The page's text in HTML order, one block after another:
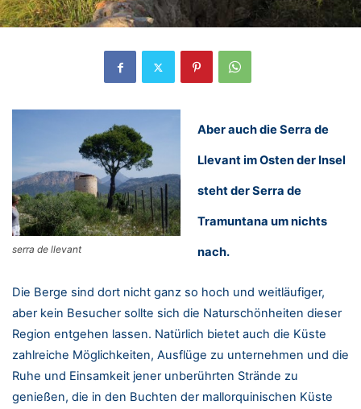
serra de llevant
Aber auch die Serra de
Llevant im Osten der Insel
steht der Serra de
Tramuntana um nichts
nach.
Die Berge sind dort nicht ganz so hoch und weitläufiger,
aber kein Besucher sollte sich die Naturschönheiten dieser
Region entgehen lassen. Natürlich bietet auch die Küste
zahlreiche Möglichkeiten, Ausflüge zu unternehmen und die
Ruhe und Einsamkeit jener unberührten Strände zu
genießen, die in den Buchten der mallorquinischen Küste